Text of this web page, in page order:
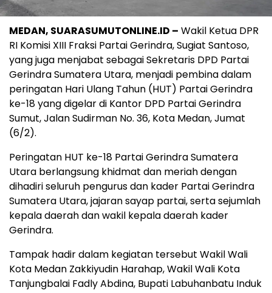
MEDAN, SUARASUMUTONLINE.ID – Wakil Ketua DPR
RI Komisi XIII Fraksi Partai Gerindra, Sugiat Santoso,
yang juga menjabat sebagai Sekretaris DPD Partai
Gerindra Sumatera Utara, menjadi pembina dalam
peringatan Hari Ulang Tahun (HUT) Partai Gerindra
ke-18 yang digelar di Kantor DPD Partai Gerindra
Sumut, Jalan Sudirman No. 36, Kota Medan, Jumat
(6/2).
Peringatan HUT ke-18 Partai Gerindra Sumatera
Utara berlangsung khidmat dan meriah dengan
dihadiri seluruh pengurus dan kader Partai Gerindra
Sumatera Utara, jajaran sayap partai, serta sejumlah
kepala daerah dan wakil kepala daerah kader
Gerindra.
Tampak hadir dalam kegiatan tersebut Wakil Wali
Kota Medan Zakkiyudin Harahap, Wakil Wali Kota
Tanjungbalai Fadly Abdina, Bupati Labuhanbatu Induk